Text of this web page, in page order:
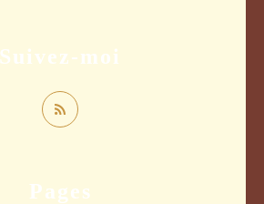
Pages
Suivez-moi